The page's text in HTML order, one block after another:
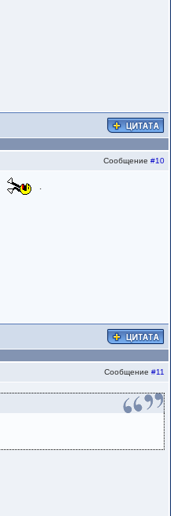
Сообщение#10
.
Сообщение#11